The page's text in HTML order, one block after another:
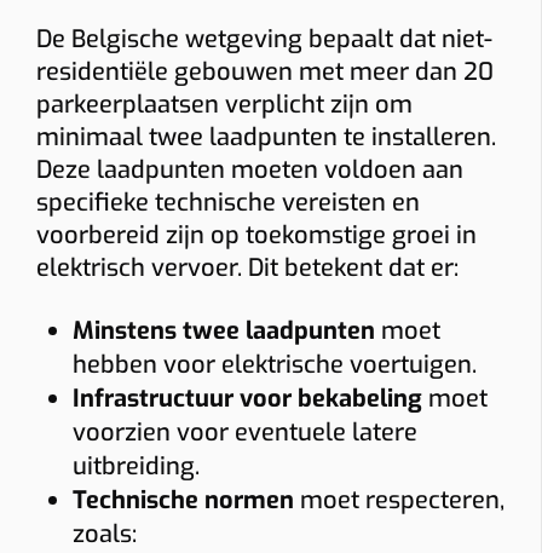
De Belgische wetgeving bepaalt dat niet-
residentiële gebouwen met meer dan 20
parkeerplaatsen verplicht zijn om
minimaal twee laadpunten te installeren.
Deze laadpunten moeten voldoen aan
specifieke technische vereisten en
voorbereid zijn op toekomstige groei in
elektrisch vervoer. Dit betekent dat er:
Minstens twee laadpunten moet
hebben voor elektrische voertuigen.
Infrastructuur voor bekabeling moet
voorzien voor eventuele latere
uitbreiding.
Technische normen moet respecteren,
zoals: